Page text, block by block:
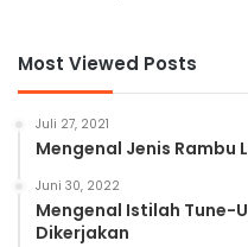
Most Viewed Posts
Juli 27, 2021
Mengenal Jenis Rambu
Juni 30, 2022
Mengenal Istilah Tune-
Dikerjakan